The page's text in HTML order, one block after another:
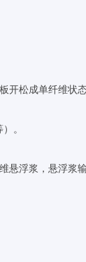
松成单纤维状
。
浮浆，悬浮浆